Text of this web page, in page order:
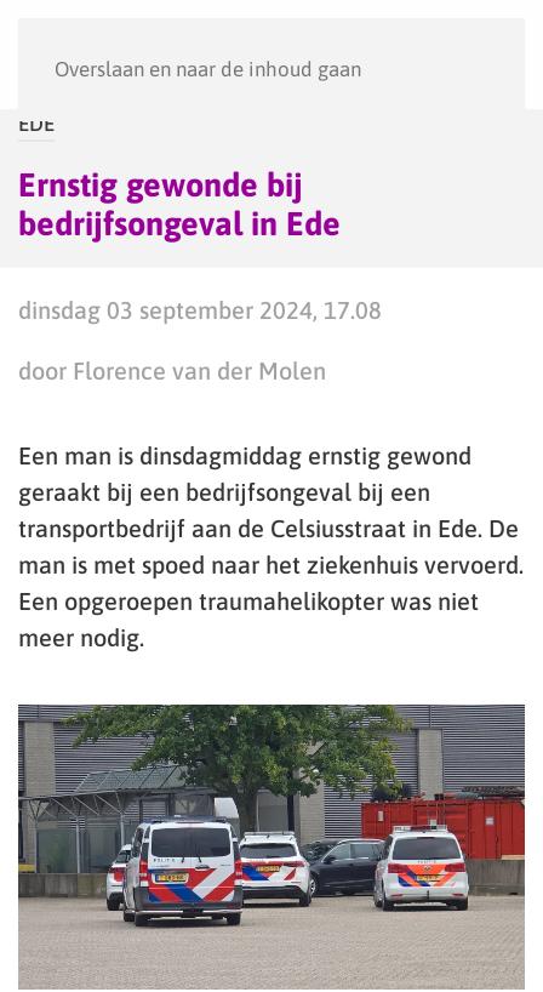
Overslaan en naar de inhoud gaan
EDE
Ernstig gewonde bij
bedrijfsongeval in Ede
dinsdag 03 september 2024, 17.08
door Florence van der Molen
Een man is dinsdagmiddag ernstig gewond
geraakt bij een bedrijfsongeval bij een
transportbedrijf aan de Celsiusstraat in Ede. De
man is met spoed naar het ziekenhuis vervoerd.
Een opgeroepen traumahelikopter was niet
meer nodig.